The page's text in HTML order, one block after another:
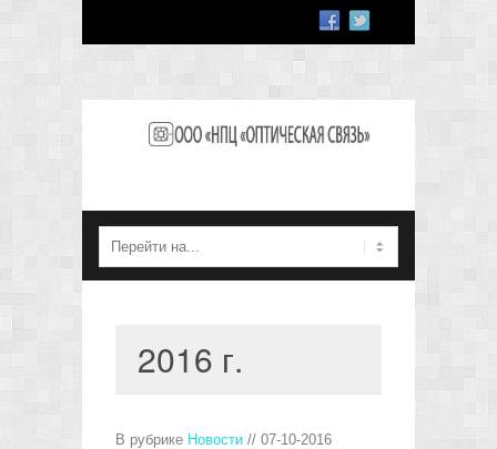
2016 г.
В рубрике Новости // 07-10-2016